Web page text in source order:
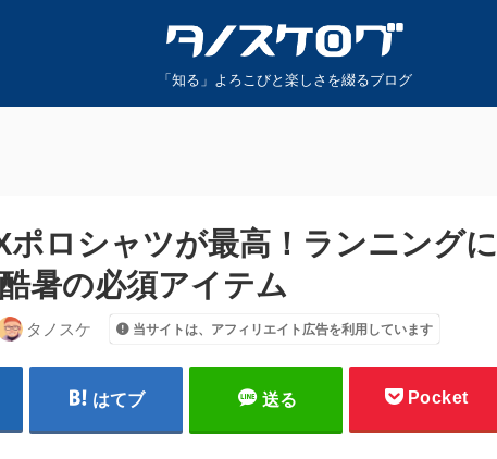
「知る」よろこびと楽しさを綴るブログ
ロシャツが最高！ランニングに
暑の必須アイテム
タノスケ 当サイトは、アフィリエイト広告を利用しています
はてブ 送る Pocket